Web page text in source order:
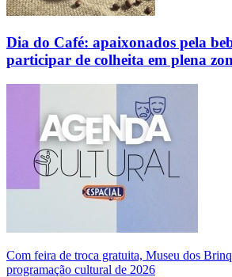
Dia do Café: apaixonados pela
participar de colheita em plena
Com feira de troca gratuita, Museu dos
programação cultural de 2026